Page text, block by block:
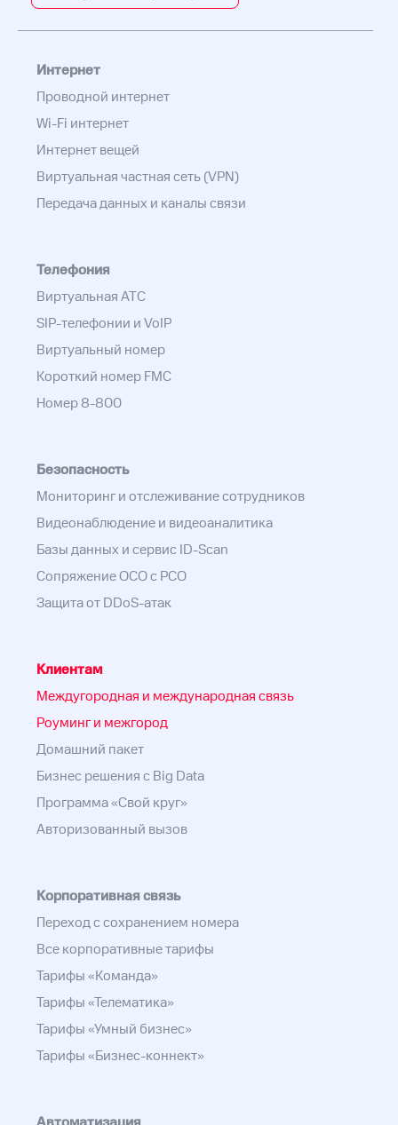
Интернет
Проводной интернет
Wi-Fi интернет
Интернет вещей
Виртуальная частная сеть (VPN)
Передача данных и каналы связи
Телефония
Виртуальная АТС
SIP-телефонии и VoIP
Виртуальный номер
Короткий номер FMC
Номер 8-800
Безопасность
Мониторинг и отслеживание сотрудников
Видеонаблюдение и видеоаналитика
Базы данных и сервис ID-Scan
Сопряжение ОСО с РСО
Защита от DDoS-атак
Клиентам
Междугородная и международная связь
Роуминг и межгород
Домашний пакет
Бизнес решения с Big Data
Программа «Свой круг»
Авторизованный вызов
Корпоративная связь
Переход с сохранением номера
Все корпоративные тарифы
Тарифы «Команда»
Тарифы «Телематика»
Тарифы «Умный бизнес»
Тарифы «Бизнес-коннект»